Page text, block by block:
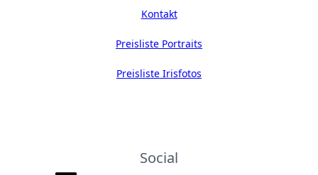
Kontakt
Preisliste Portraits
Preisliste Irisfotos
Social